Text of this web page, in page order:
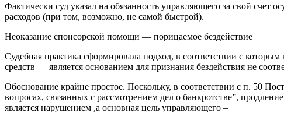
Фактически суд указал на обязанность управляющего за свой
расходов (при том, возможно, не самой быстрой).
Неоказание спонсорской помощи — порицаемое бездействие
Судебная практика сформировала подход, в соответствии с
средств — является основанием для признания бездействия не
Обоснование крайне простое. Поскольку, в соответствии с п. 50
вопросах, связанных с рассмотрением дел о банкротстве”,
является нарушением ,а основная цель управляющего –